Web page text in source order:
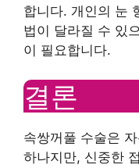
합니다. 개인의 눈
법이 달라질 수 있
이 필요합니다.
결론
속쌍꺼풀 수술은
하나지만, 신중한